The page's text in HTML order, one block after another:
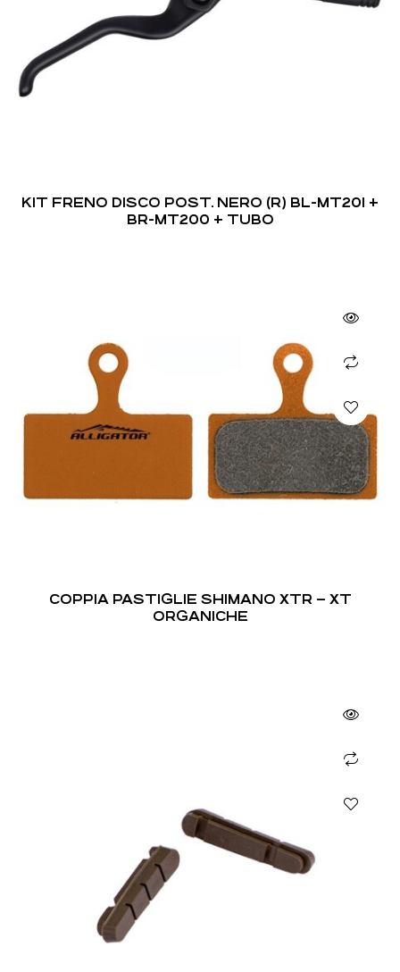
KIT FRENO DISCO POST. NERO (R) BL-MT201 +
BR-MT200 + TUBO
COPPIA PASTIGLIE SHIMANO XTR – XT
ORGANICHE